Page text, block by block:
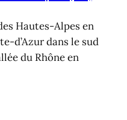
Hautes-Alpes en
d’Azur dans le sud
du Rhône en